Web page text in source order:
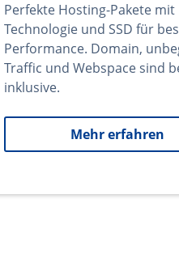
Perfekte Hosting-Pakete
Technologie und SSD für
Performance. Domain,
Traffic und Webspace sind
inklusive.
Mehr erfahren